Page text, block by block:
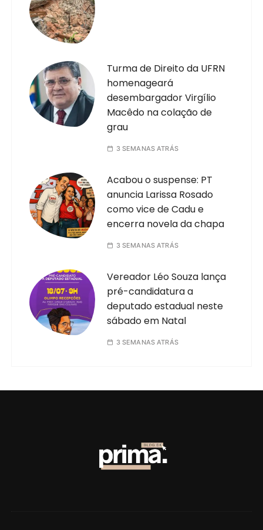
Turma de Direito da UFRN
homenageará
desembargador Virgílio
Macêdo na colação de
grau
3 SEMANAS ATRÁS
Acabou o suspense: PT
anuncia Larissa Rosado
como vice de Cadu e
encerra novela da chapa
3 SEMANAS ATRÁS
Vereador Léo Souza lança
pré-candidatura a
deputado estadual neste
sábado em Natal
3 SEMANAS ATRÁS